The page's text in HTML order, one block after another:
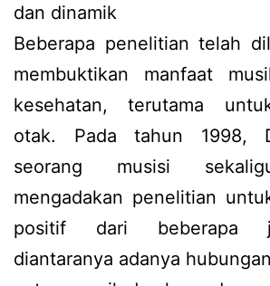
dan dinamik
Beberapa penelitian telah
membuktikan manfaat
kesehatan, terutama
otak. Pada tahun 1998,
seorang musisi
mengadakan penelitian
positif dari beberapa
diantaranya adanya